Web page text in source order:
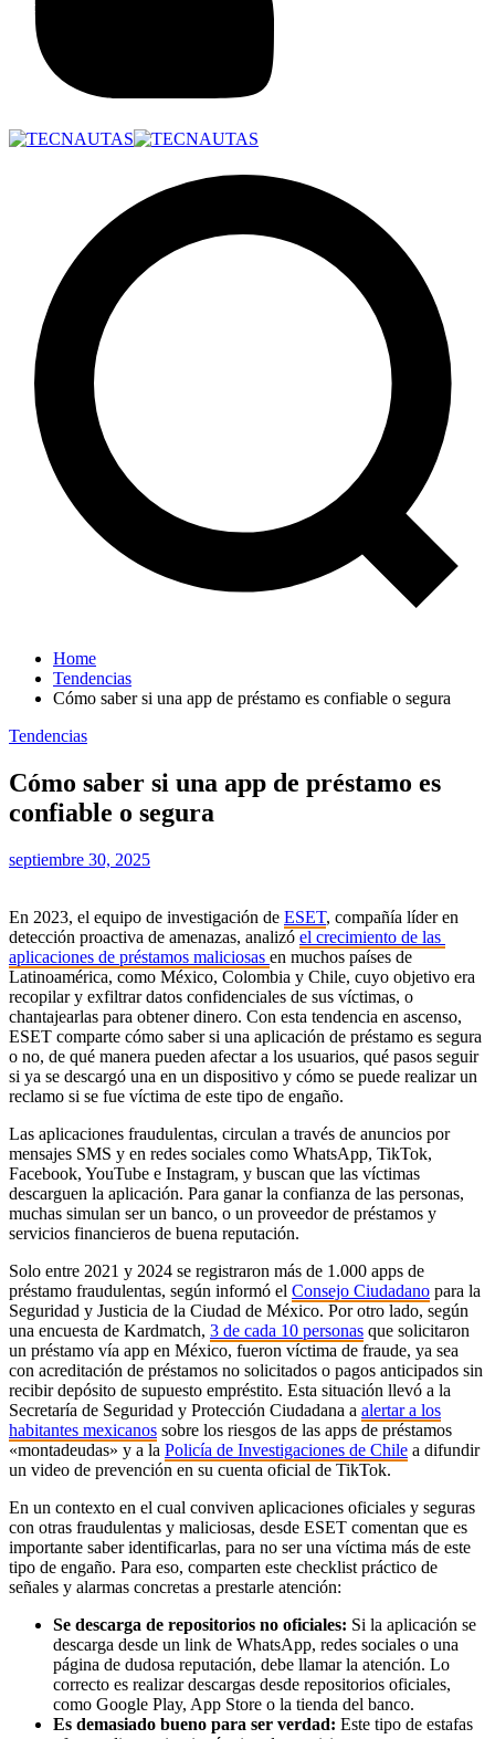
Home
Tendencias
Cómo saber si una app de préstamo es confiable o segura
Tendencias
Cómo saber si una app de préstamo es
confiable o segura
septiembre 30, 2025
En 2023, el equipo de investigación de ESET, compañía líder en
detección proactiva de amenazas, analizó el crecimiento de las
aplicaciones de préstamos maliciosas en muchos países de
Latinoamérica, como México, Colombia y Chile, cuyo objetivo era
recopilar y exfiltrar datos confidenciales de sus víctimas, o
chantajearlas para obtener dinero. Con esta tendencia en ascenso,
ESET comparte cómo saber si una aplicación de préstamo es segura
o no, de qué manera pueden afectar a los usuarios, qué pasos seguir
si ya se descargó una en un dispositivo y cómo se puede realizar un
reclamo si se fue víctima de este tipo de engaño.
Las aplicaciones fraudulentas, circulan a través de anuncios por
mensajes SMS y en redes sociales como WhatsApp, TikTok,
Facebook, YouTube e Instagram, y buscan que las víctimas
descarguen la aplicación. Para ganar la confianza de las personas,
muchas simulan ser un banco, o un proveedor de préstamos y
servicios financieros de buena reputación.
Solo entre 2021 y 2024 se registraron más de 1.000 apps de
préstamo fraudulentas, según informó el Consejo Ciudadano para la
Seguridad y Justicia de la Ciudad de México. Por otro lado, según
una encuesta de Kardmatch, 3 de cada 10 personas que solicitaron
un préstamo vía app en México, fueron víctima de fraude, ya sea
con acreditación de préstamos no solicitados o pagos anticipados sin
recibir depósito de supuesto empréstito. Esta situación llevó a la
Secretaría de Seguridad y Protección Ciudadana a alertar a los
habitantes mexicanos sobre los riesgos de las apps de préstamos
«montadeudas» y a la Policía de Investigaciones de Chile a difundir
un video de prevención en su cuenta oficial de TikTok.
En un contexto en el cual conviven aplicaciones oficiales y seguras
con otras fraudulentas y maliciosas, desde ESET comentan que es
importante saber identificarlas, para no ser una víctima más de este
tipo de engaño. Para eso, comparten este checklist práctico de
señales y alarmas concretas a prestarle atención:
Se descarga de repositorios no oficiales: Si la aplicación se
descarga desde un link de WhatsApp, redes sociales o una
página de dudosa reputación, debe llamar la atención. Lo
correcto es realizar descargas desde repositorios oficiales,
como Google Play, App Store o la tienda del banco.
Es demasiado bueno para ser verdad: Este tipo de estafas